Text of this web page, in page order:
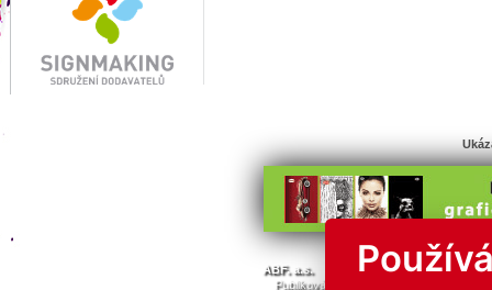
© Všechna
ABF. a.s.
PVA a.s.
PVA EXPO, a.s.
Publikování nebo další šíření obsahu